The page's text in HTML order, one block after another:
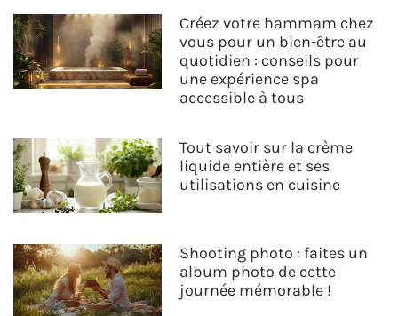
Créez votre hammam chez
vous pour un bien-être au
quotidien : conseils pour
une expérience spa
accessible à tous
Tout savoir sur la crème
liquide entière et ses
utilisations en cuisine
Shooting photo : faites un
album photo de cette
journée mémorable !